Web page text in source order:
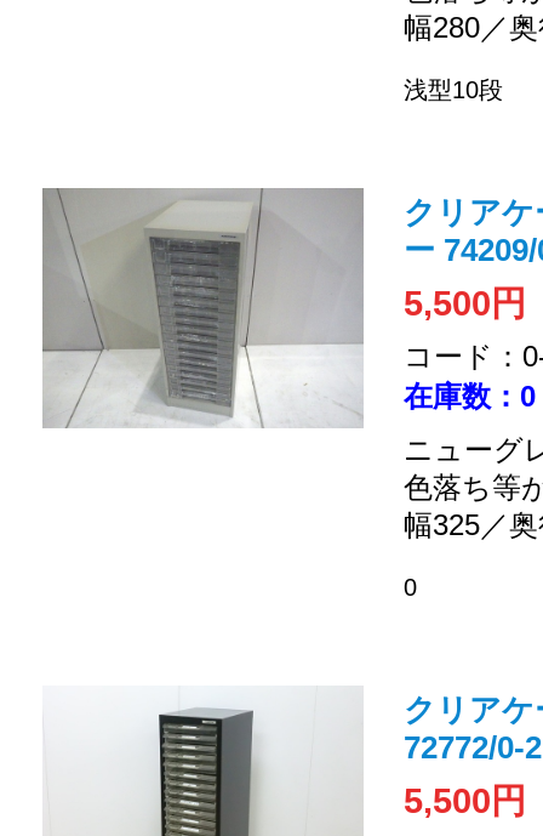
幅280／
浅型10段
クリア
ー
5,500円
コード：
在庫数：0
ニューグ
色落ち等
幅325／
0
クリア
72772/0-
5,500円